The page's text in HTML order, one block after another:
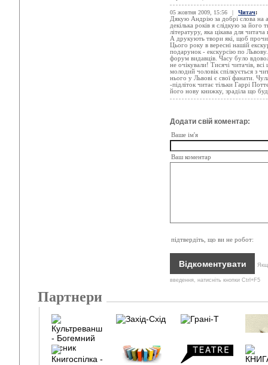
05 жовтня 2009, 15:56 | Читач:
Дякую Андрію за добрі слова
декілька років я слідкую за
літературу, яка цікава для
А друкують твори які, щоб
Цього року в вересні нашій
подарунок - екскурсію по
форум видавців. Часу було
не очікували! Тисячі читачів,
молодий чоловік спілкується з
нього у Львові є свої фанати.
-підліток читає тільки Гаррі
його нову книжку, зраділа що
Додати свій коментар:
Ваше ім'я
Ваш коментар
підтвердіть, що ви не робот:
введення, натисніть кнопки Ctrl+F5
Партнери